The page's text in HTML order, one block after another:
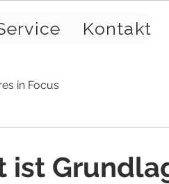
Kontakt
in Focus
ist